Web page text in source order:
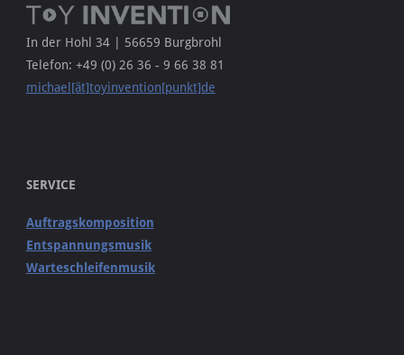
In der Hohl 34 | 56659 Burgbrohl
Telefon: +49 (0) 26 36 - 9 66 38 81
michael[ät]toyinvention[punkt]de
SERVICE
Auftragskomposition
Entspannungsmusik
Warteschleifenmusik